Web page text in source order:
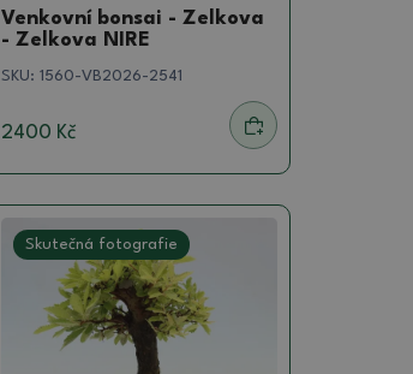
Venkovní bonsai - Zelkova
- Zelkova NIRE
SKU:1560-VB2026-2541
2400 Kč
Skutečná fotografie